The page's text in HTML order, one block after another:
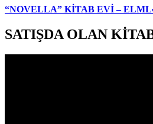
“NOVELLA” KİTAB EVİ –
SATIŞDA OLAN